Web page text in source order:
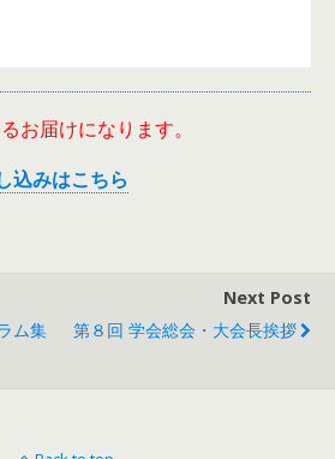
お届けになります。
込みはこちら
ム集
Next Post
第８回 学会総会・大会長挨拶